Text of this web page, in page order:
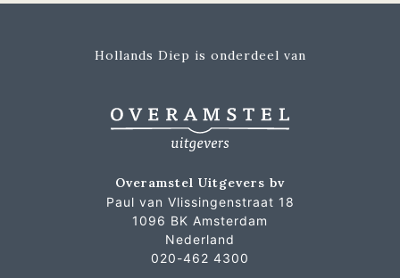
Hollands Diep is onderdeel van
Overamstel Uitgevers bv
Paul van Vlissingenstraat 18
1096 BK Amsterdam
Nederland
020-462 4300